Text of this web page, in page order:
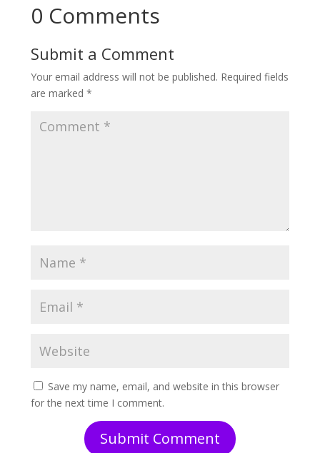
0 Comments
Submit a Comment
Your email address will not be published. Required fields
are marked *
Save my name, email, and website in this browser
for the next time I comment.
Submit Comment